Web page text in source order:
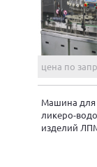
цена по
Машина для
ликеро-
изделий